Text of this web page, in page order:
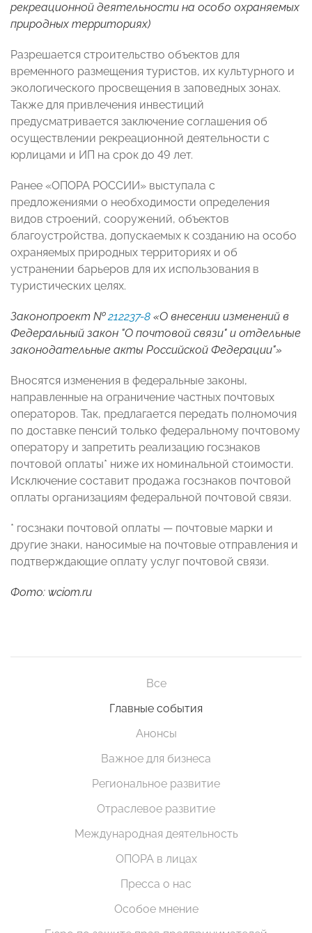
рекреационной деятельности на особо охраняемых
природных территориях)
Разрешается строительство объектов для
временного размещения туристов, их культурного и
экологического просвещения в заповедных зонах.
Также для привлечения инвестиций
предусматривается заключение соглашения об
осуществлении рекреационной деятельности с
юрлицами и ИП на срок до 49 лет.
Ранее «ОПОРА РОССИИ» выступала с
предложениями о необходимости определения
видов строений, сооружений, объектов
благоустройства, допускаемых к созданию на особо
охраняемых природных территориях и об
устранении барьеров для их использования в
туристических целях.
Законопроект №212237-8 «О внесении изменений в
Федеральный закон "О почтовой связи" и отдельные
законодательные акты Российской Федерации"»
Вносятся изменения в федеральные законы,
направленные на ограничение частных почтовых
операторов. Так, предлагается передать полномочия
по доставке пенсий только федеральному почтовому
оператору и запретить реализацию госзнаков
почтовой оплаты* ниже их номинальной стоимости.
Исключение составит продажа госзнаков почтовой
оплаты организациям федеральной почтовой связи.
* госзнаки почтовой оплаты — почтовые марки и
другие знаки, наносимые на почтовые отправления и
подтверждающие оплату услуг почтовой связи.
Фото: wciom.ru
Все
Главные события
Анонсы
Важное для бизнеса
Региональное развитие
Отраслевое развитие
Международная деятельность
ОПОРА в лицах
Пресса о нас
Особое мнение